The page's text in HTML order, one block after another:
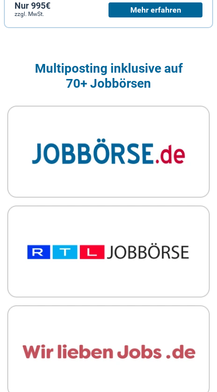
Nur 995€
zzgl. MwSt. Mehr erfahren
Multiposting inklusive auf
70+ Jobbörsen